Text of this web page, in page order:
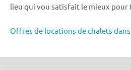
lieu qui vou satisfait le mieux pour
Offres de locations de chalets